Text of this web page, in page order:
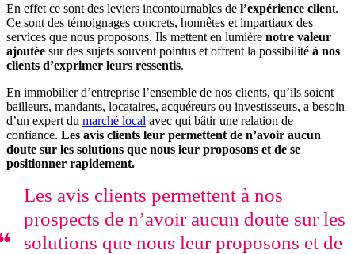
En effet ce sont des leviers incontournables de l’expérience client.
Ce sont des témoignages concrets, honnêtes et impartiaux des
services que nous proposons. Ils mettent en lumière notre valeur
ajoutée sur des sujets souvent pointus et offrent la possibilité à nos
clients d’exprimer leurs ressentis.
En immobilier d’entreprise l’ensemble de nos clients, qu’ils soient
bailleurs, mandants, locataires, acquéreurs ou investisseurs, a besoin
d’un expert du marché local avec qui bâtir une relation de
confiance. Les avis clients leur permettent de n’avoir aucun
doute sur les solutions que nous leur proposons et de se
positionner rapidement.
Les avis clients permettent à nos
prospects de n’avoir aucun doute sur les
solutions que nous leur proposons et de